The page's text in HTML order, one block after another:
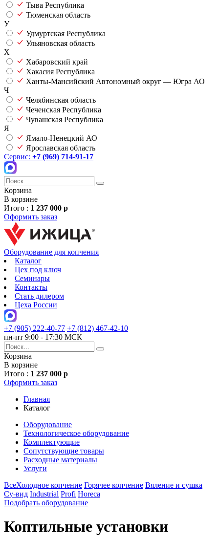
Тыва Республика
Тюменская область
У
Удмуртская Республика
Ульяновская область
Х
Хабаровский край
Хакасия Республика
Ханты-Мансийский Автономный округ — Югра АО
Ч
Челябинская область
Чеченская Республика
Чувашская Республика
Я
Ямало-Ненецкий АО
Ярославская область
Сервис: +7 (969) 714-91-17
Корзина
В корзине
Итого : 1 237 000 р
Оформить заказ
Оборудование для копчения
Каталог
Цех под ключ
Семинары
Контакты
Стать дилером
Цеха России
+7 (905) 222-40-77 +7 (812) 467-42-10
пн-пт 9:00 - 17:30 МСК
Корзина
В корзине
Итого : 1 237 000 р
Оформить заказ
Главная
Каталог
Оборудование
Технологическое оборудование
Комплектующие
Сопутствующие товары
Расходные материалы
Услуги
ВсеХолодное копчение Горячее копчение Вяление и сушка
Су-вид Industrial Profi Horeca
Подобрать оборудование
Коптильные установки